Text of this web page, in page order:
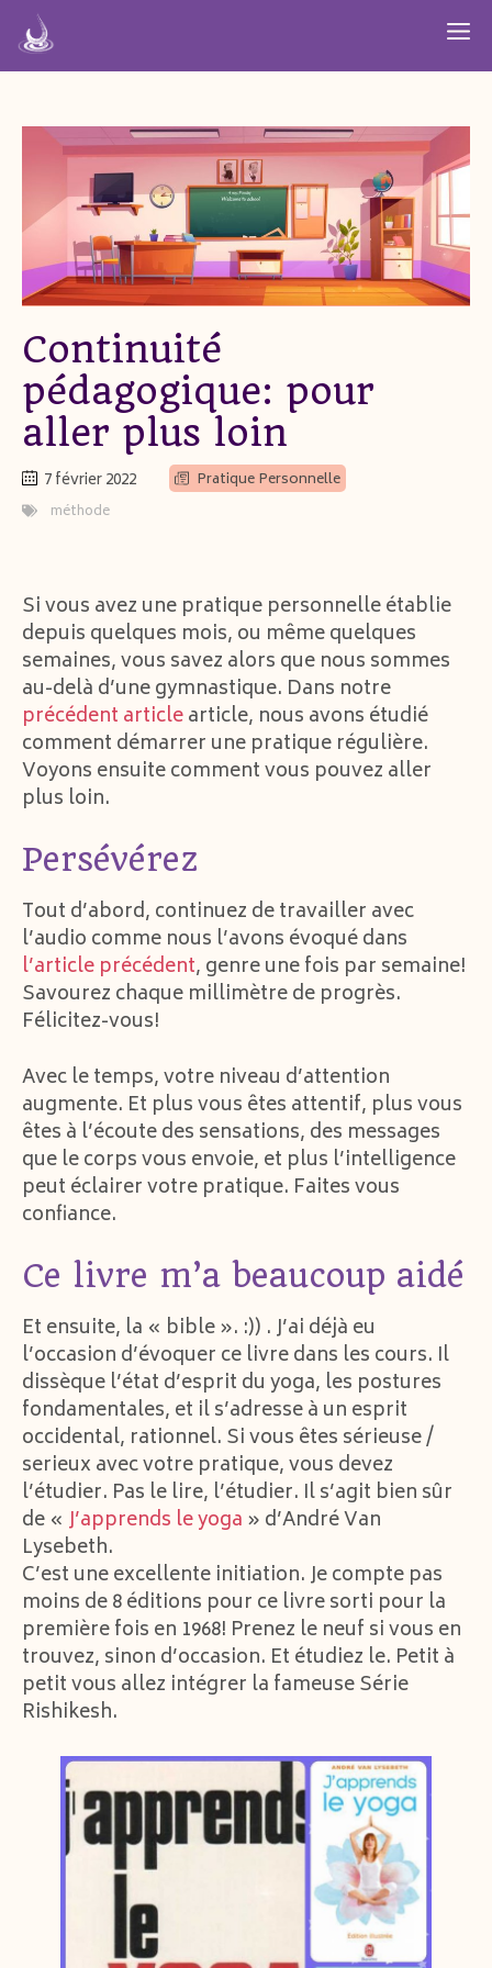
Aller
au
contenu
Continuité
pédagogique: pour
aller plus loin
7 février 2022 Pratique Personnelle
méthode
Si vous avez une pratique personnelle établie
depuis quelques mois, ou même quelques
semaines, vous savez alors que nous sommes
au-delà d’une gymnastique. Dans notre
précédent articlearticle, nous avons étudié
comment démarrer une pratique régulière.
Voyons ensuite comment vous pouvez aller
plus loin.
Persévérez
Tout d’abord, continuez de travailler avec
l’audio comme nous l’avons évoqué dans
l’article précédent, genre une fois par semaine!
Savourez chaque millimètre de progrès.
Félicitez-vous!
Avec le temps, votre niveau d’attention
augmente. Et plus vous êtes attentif, plus vous
êtes à l’écoute des sensations, des messages
que le corps vous envoie, et plus l’intelligence
peut éclairer votre pratique. Faites vous
confiance.
Ce livre m’a beaucoup aidé
Et ensuite, la « bible ». :)) . J’ai déjà eu
l’occasion d’évoquer ce livre dans les cours. Il
dissèque l’état d’esprit du yoga, les postures
fondamentales, et il s’adresse à un esprit
occidental, rationnel. Si vous êtes sérieuse /
serieux avec votre pratique, vous devez
l’étudier. Pas le lire, l’étudier. Il s’agit bien sûr
de « J’apprends le yoga » d’André Van
Lysebeth.
C’est une excellente initiation. Je compte pas
moins de 8 éditions pour ce livre sorti pour la
première fois en 1968! Prenez le neuf si vous en
trouvez, sinon d’occasion. Et étudiez le. Petit à
petit vous allez intégrer la fameuse Série
Rishikesh.